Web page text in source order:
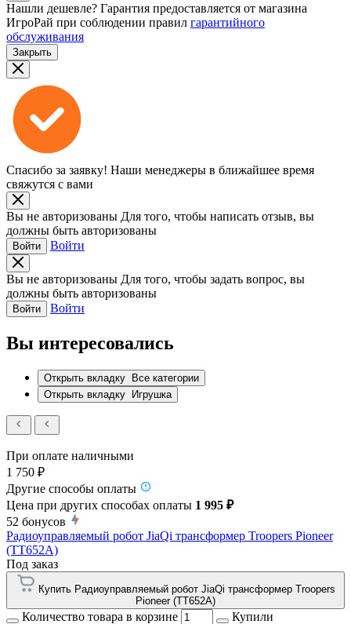
Нашли дешевле? Гарантия предоставляется от магазина
ИгроРай при соблюдении правил гарантийного
обслуживания
Закрыть
Спасибо за заявку! Наши менеджеры в ближайшее время
свяжутся с вами
Вы не авторизованы Для того, чтобы написать отзыв, вы
должны быть авторизованы
Войти Войти
Вы не авторизованы Для того, чтобы задать вопрос, вы
должны быть авторизованы
Войти Войти
Вы интересовались
Открыть вкладку Все категории
Открыть вкладку Игрушка
При оплате наличными
1 750 ₽
Другие способы оплаты
Цена при других способах оплаты 1 995 ₽
52 бонусов
Радиоуправляемый робот JiaQi трансформер Troopers Pioneer
(TT652A)
Под заказ
Купить Радиоуправляемый робот JiaQi трансформер Troopers
Pioneer (TT652A)
Количество товара в корзине
Купили